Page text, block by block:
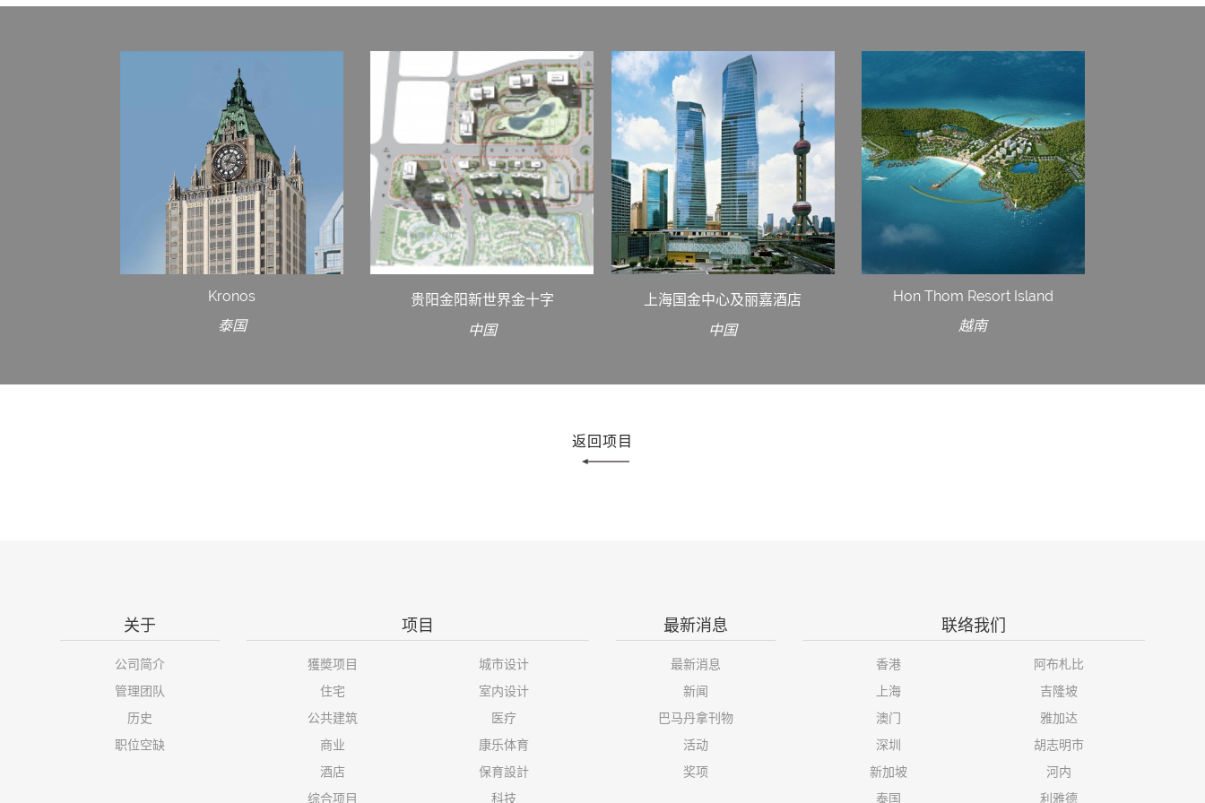
Kronos
泰国
贵阳金阳新世界金十字
中国
上海国金中心及丽嘉酒店
中国
Hon Thom Resort Island
越南
返回项目
关于
公司简介
管理团队
历史
职位空缺
项目
獲奬项目
住宅
公共建筑
商业
酒店
综合项目
城市设计
室内设计
医疗
康乐体育
保育設計
科技
最新消息
最新消息
新闻
巴马丹拿刊物
活动
奖项
联络我们
香港
上海
澳门
深圳
新加坡
泰国
阿布札比
吉隆坡
雅加达
胡志明市
河内
利雅德